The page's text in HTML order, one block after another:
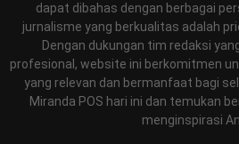
dapat dibahas dengan berbagai
jurnalisme yang berkualitas adalah
Dengan dukungan tim redaksi
profesional, website ini berkomitmen
yang relevan dan bermanfaat bagi
Miranda POS hari ini dan temukan
menginspirasi